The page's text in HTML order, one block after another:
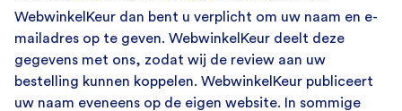
WebwinkelKeur dan bent u verplicht om uw naam en e-
mailadres op te geven. WebwinkelKeur deelt deze
gegevens met ons, zodat wij de review aan uw
bestelling kunnen koppelen. WebwinkelKeur publiceert
uw naam eveneens op de eigen website. In sommige